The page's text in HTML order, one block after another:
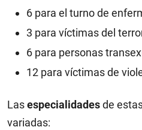
6 para el turno de
3 para víctimas del
6 para personas
12 para víctimas de
Lasespecialidadesde
variadas: